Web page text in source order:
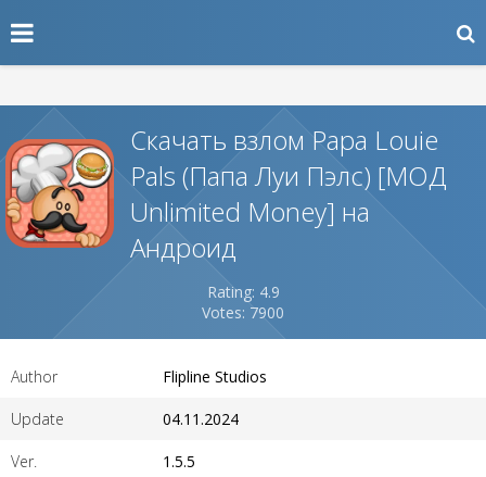
Скачать взлом Papa Louie
Pals (Папа Луи Пэлс) [МОД
Unlimited Money] на
Андроид
Rating: 4.9
Votes: 7900
Author Flipline Studios
Update 04.11.2024
Ver. 1.5.5